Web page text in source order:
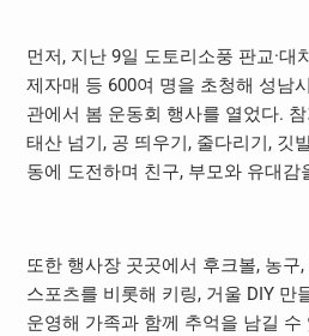
먼저, 지난 9일 도토리소풍 판교·대
제자매 등 600여 명을 초청해 성남
관에서 봄 운동회 행사를 열었다.
태산 넘기, 공 띄우기, 줄다리기, 깃
동에 도전하며 친구, 부모와 유대감
또한 행사장 곳곳에서 후크볼, 농구
스포츠를 비롯해 키링, 거울 DIY 만
운영해 가족과 함께 추억을 남길